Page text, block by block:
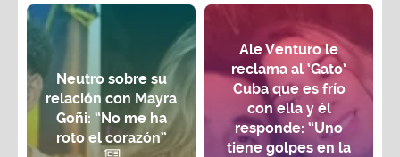
Neutro sobre su
relación con Mayra
Goñi: “No me ha
roto el corazón”
Ale Venturo le
reclama al ‘Gato’
Cuba que es frío
con ella y él
responde: “Uno
tiene golpes en la